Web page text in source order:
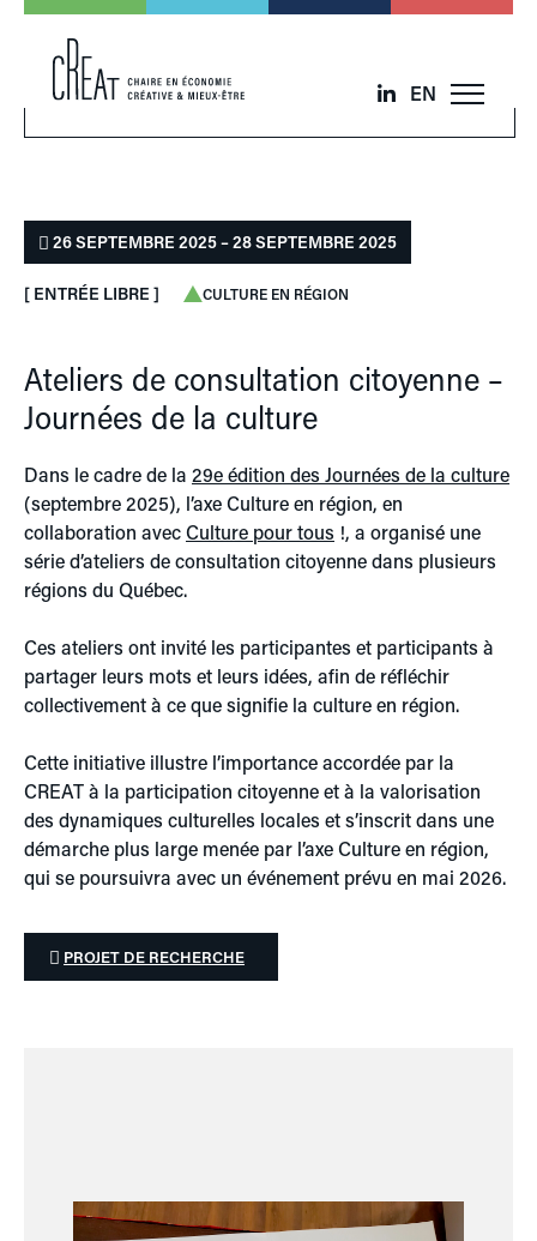
EN
26 SEPTEMBRE 2025 – 28 SEPTEMBRE 2025
[ ENTRÉE LIBRE ] CULTURE EN RÉGION
Ateliers de consultation citoyenne –
Journées de la culture
Dans le cadre de la 29e édition des Journées de la culture
(septembre 2025), l’axe Culture en région, en
collaboration avecCulture pour tous !, a organisé une
série d’ateliers de consultation citoyenne dans plusieurs
régions du Québec.
Ces ateliers ont invité les participantes et participants à
partager leurs mots et leurs idées, afin de réfléchir
collectivement à ce que signifie la culture en région.
Cette initiative illustre l’importance accordée par la
CREAT à la participation citoyenne et à la valorisation
des dynamiques culturelles locales et s’inscrit dans une
démarche plus large menée par l’axe Culture en région,
qui se poursuivra avec un événement prévu en mai 2026.
PROJET DE RECHERCHE